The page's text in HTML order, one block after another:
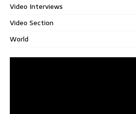
Video Interviews
Video Section
World